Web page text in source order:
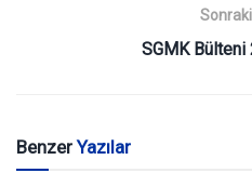
Sonraki
SGMK
BenzerYazılar